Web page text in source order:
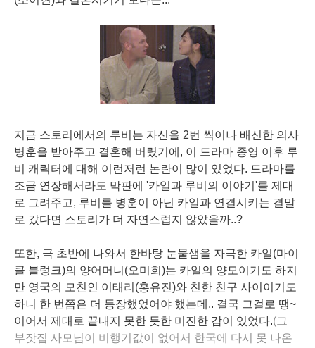
지금 스토리에서의 루비는 자신을 2번 씩이나 배신한 의사
병훈을 받아주고 결혼해 버렸기에, 이 드라마 종영 이후 루
비
캐릭터에 대해 이런저런 논란이 많이 있었다. 드라마를
조금 연장해서라도 막판에 '카일과 루비의 이야기'를 제대
로 그려주고, 루비를 병훈이 아닌 카일과 연결시키는 결말
로 갔다면 스토리가 더 자연스럽지 않았을까..?
또한, 극 초반에 나와서 한바탕 눈물샘을 자극한 카일(마이
클 블렁크)의 양어머니 (오미희)는 카일의 양모이기도 하지
만 영국의 모친인 이태리(홍유진)와 친한 친구 사이이기도
하니 한 번쯤은 더 등장했었어야 했는데.. 결국 그걸로 땡~
이어서 제대로 끝내지 못한 듯한 미진한 감이 있었다.(그
부잣집 사모님이 비행기값이 없어서 한국에 다시 못 나온